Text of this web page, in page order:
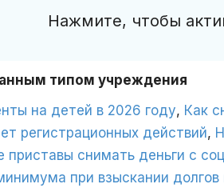
Нажмите, чтобы
типом учреждения
на детей в 2026 году, Как
регистрационных действий,
приставы снимать деньги с
при взыскании долгов